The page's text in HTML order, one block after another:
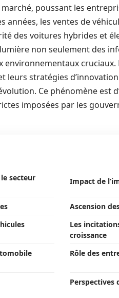
poussant les
années, les ventes de
des voitures hybrides et
non seulement des
environnementaux
leurs stratégies
Ce phénomène est
imposées par les
secteur
Impact de
Ascension
Les
croissance
Rôle des
Perspectives